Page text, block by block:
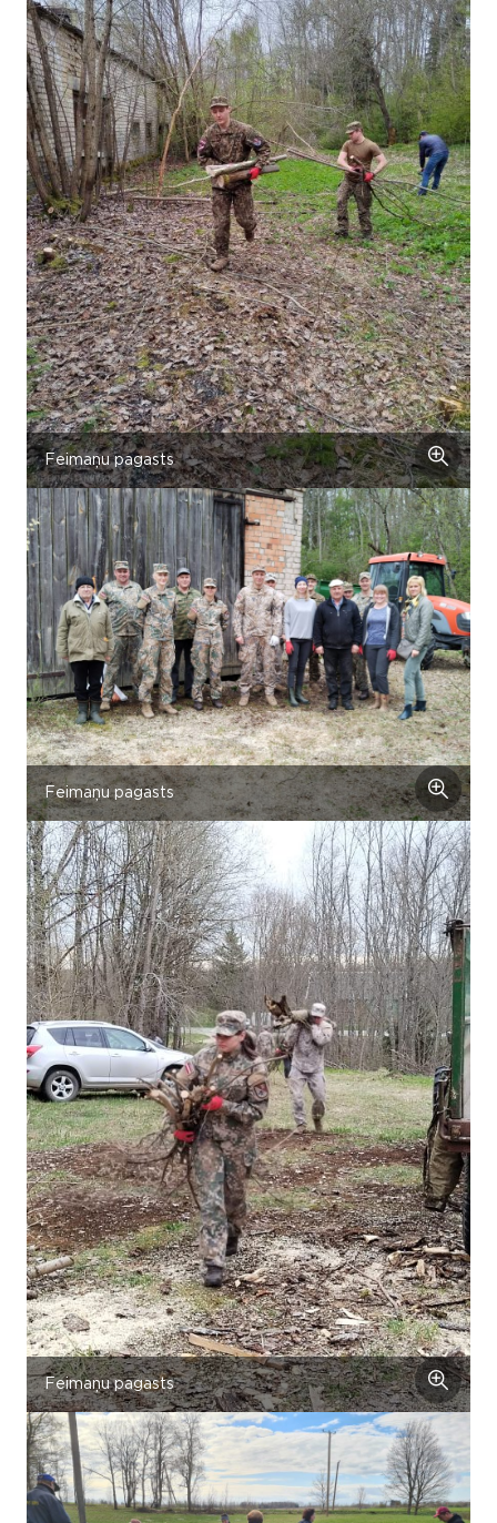
Feimaņu pagasts
Feimaņu pagasts
Feimaņu pagasts